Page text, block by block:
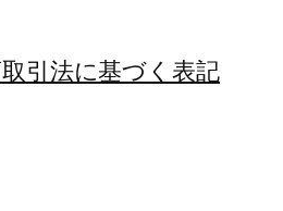
引法に基づく表記